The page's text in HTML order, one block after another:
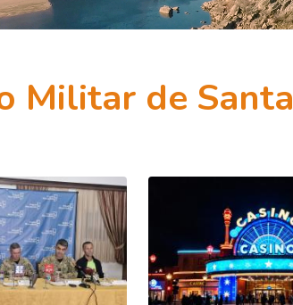
Militar de Santa